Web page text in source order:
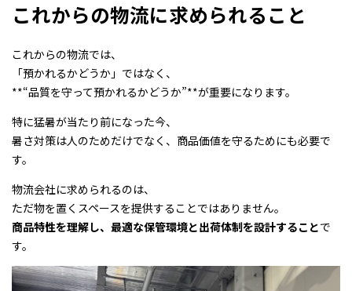
これからの物流に求められること
これからの物流では、
「預かれるかどうか」ではなく、
**“品質を守って預かれるかどうか”**が重要になります。
特に猛暑が当たり前になった今、
暑さ対策は人のためだけでなく、商品価値を守るためにも必要で
す。
物流会社に求められるのは、
ただ物を置くスペースを提供することではありません。
商品特性を理解し、最適な保管環境と出荷体制を設計することで
す。